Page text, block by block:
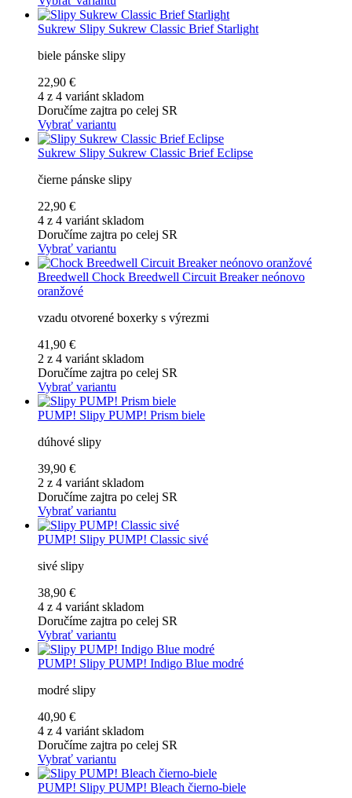
Sukrew Slipy Sukrew Classic Brief Starlight
biele pánske slipy
22,90 €
4 z 4 variánt skladom
Doručíme zajtra po celej SR
Vybrať variantu
Sukrew Slipy Sukrew Classic Brief Eclipse
čierne pánske slipy
22,90 €
4 z 4 variánt skladom
Doručíme zajtra po celej SR
Vybrať variantu
Breedwell Chock Breedwell Circuit Breaker neónovo
oranžové
vzadu otvorené boxerky s výrezmi
41,90 €
2 z 4 variánt skladom
Doručíme zajtra po celej SR
Vybrať variantu
PUMP! Slipy PUMP! Prism biele
dúhové slipy
39,90 €
2 z 4 variánt skladom
Doručíme zajtra po celej SR
Vybrať variantu
PUMP! Slipy PUMP! Classic sivé
sivé slipy
38,90 €
4 z 4 variánt skladom
Doručíme zajtra po celej SR
Vybrať variantu
PUMP! Slipy PUMP! Indigo Blue modré
modré slipy
40,90 €
4 z 4 variánt skladom
Doručíme zajtra po celej SR
Vybrať variantu
PUMP! Slipy PUMP! Bleach čierno-biele